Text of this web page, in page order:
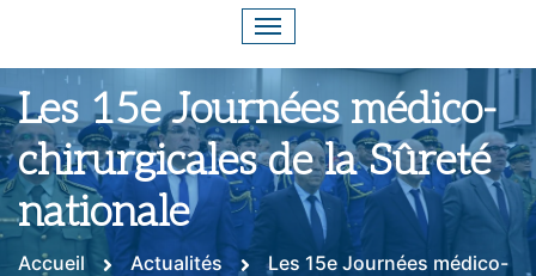
Les 15e Journées médico-
chirurgicales de la Sûreté
nationale
Accueil Actualités
Les 15e Journées médico-